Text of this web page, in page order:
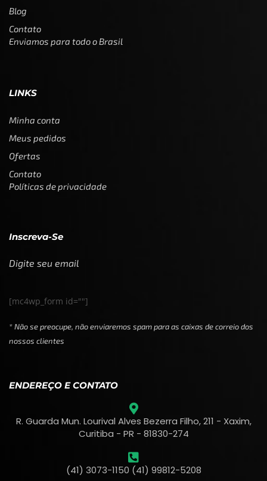
Blog
Contato
Enviamos para todo o Brasil
LINKS
Minha conta
Meus pedidos
Ofertas
Contato
Políticas de privacidade
Inscreva-Se
Digite seu email
[mc4wp_form id=""]
* Não se preocupe, não enviaremos spam para as caixas de correio dos
nossos clientes
ENDEREÇO E CONTATO
R. Guarda Mun. Lourival Alves Bezerra Filho, 211 - Xaxim,
Curitiba - PR - 81830-274
(41) 3073-1150 (41) 99812-5208